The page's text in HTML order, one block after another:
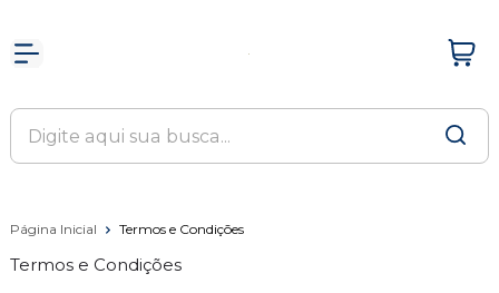
Página Inicial Termos e Condições
Termos e Condições